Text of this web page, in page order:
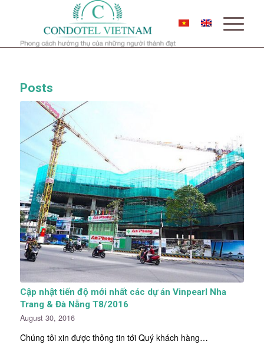
Posts
Cập nhật tiến độ mới nhất các dự án Vinpearl Nha
Trang & Đà Nẵng T8/2016
August 30, 2016
Chúng tôi xin được thông tin tới Quý khách hàng…